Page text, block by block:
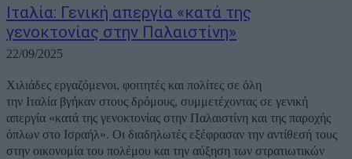
Ιταλία: Γενική απεργία «κατά της
γενοκτονίας στην Παλαιστίνη»
22/09/2025
Χιλιάδες εργαζόμενοι, φοιτητές και πολίτες σε όλη
την Ιταλία βγήκαν στους δρόμους, συμμετέχοντας σε γενική
απεργία «κατά της γενοκτονίας στην Παλαιστίνη και της παροχής
όπλων στο Ισραήλ». Οι διαδηλωτές εξέφρασαν την αντίθεσή τους
στην οικονομία του πολέμου και την αύξηση των στρατιωτικών